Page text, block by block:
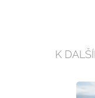
K